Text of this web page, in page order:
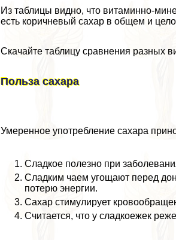
Из таблицы видно, что витаминно-
есть коричневый сахар в общем и
Скачайте таблицу сравнения разных
Польза сахара
Умеренное употрeбление сахара
Сладкое полезно при
Сладким чаем угощают перед
потерю энергии.
Сахар стимулирует
Считается, что у сладкоежек